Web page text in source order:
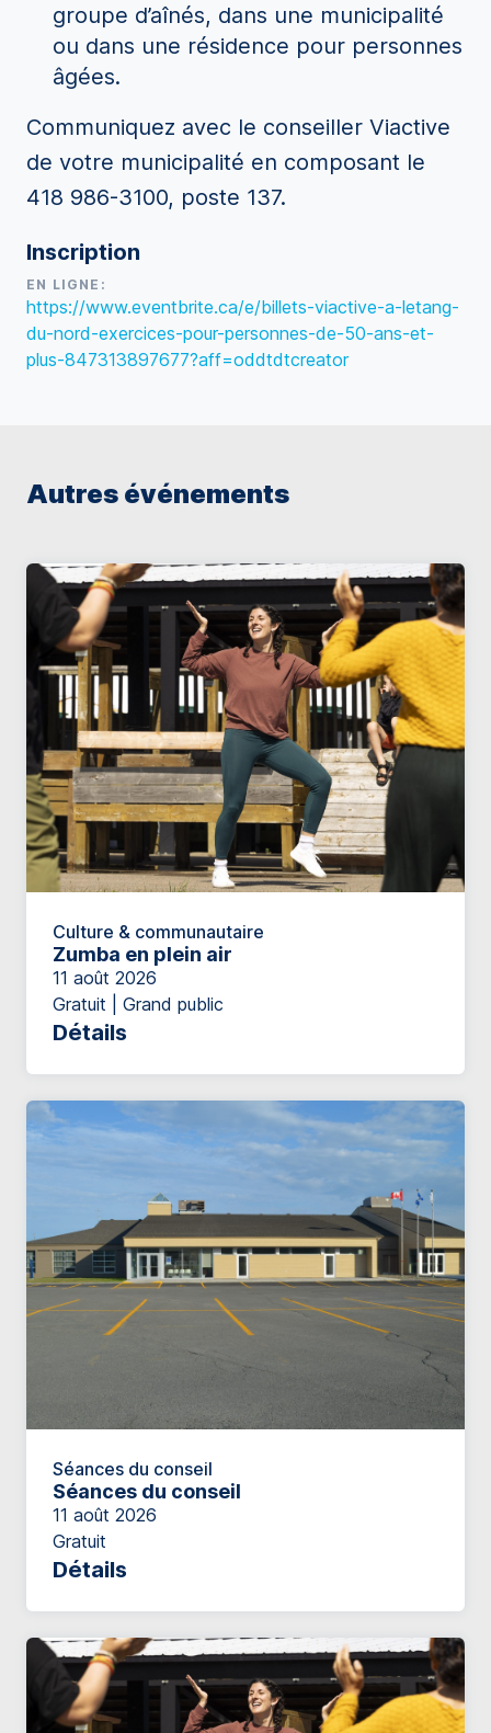
groupe d’aînés, dans une municipalité
ou dans une résidence pour personnes
âgées.
Communiquez avec le conseiller Viactive
de votre municipalité en composant le
418 986-3100, poste 137.
Inscription
EN LIGNE:
https://www.eventbrite.ca/e/billets-viactive-a-letang-
du-nord-exercices-pour-personnes-de-50-ans-et-
plus-847313897677?aff=oddtdtcreator
Autres événements
Culture & communautaire
Zumba en plein air
11 août 2026
Gratuit | Grand public
Détails
Séances du conseil
Séances du conseil
11 août 2026
Gratuit
Détails